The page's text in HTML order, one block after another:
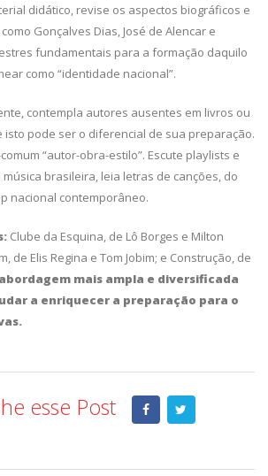
didático, revise os aspectos biográficos e
Gonçalves Dias, José de Alencar e
fundamentais para a formação daquilo
como “identidade nacional”.
contempla autores ausentes em livros ou
isto pode ser o diferencial de sua preparação.
“autor-obra-estilo”. Escute playlists e
brasileira, leia letras de canções, do
nacional contemporâneo.
Clube da Esquina, de Lô Borges e Milton
de Elis Regina e Tom Jobim; e Construção, de
abordagem mais ampla e diversificada
a enriquecer a preparação para o
esse Post